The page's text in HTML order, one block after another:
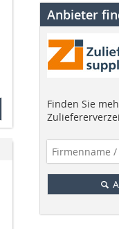
Anbieter
Finden Sie